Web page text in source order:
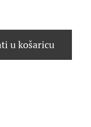
u košaricu